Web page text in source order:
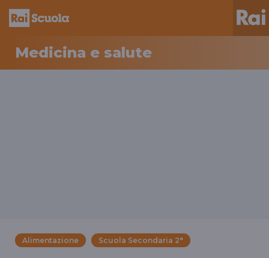
Medicina e salute
Alimentazione Scuola Secondaria 2°